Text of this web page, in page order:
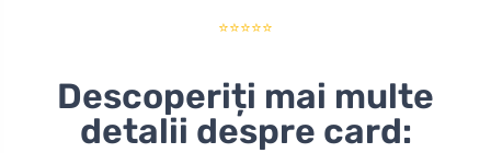
⭐⭐⭐⭐⭐
Descoperiți mai multe
detalii despre card: